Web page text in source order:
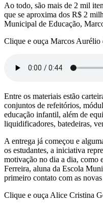
Ao todo, são mais de 2 mil
que se aproxima dos R$ 2
Municipal de Educação,
Clique e ouça Marcos Aurélio
Entre os materiais estão
conjuntos de refeitórios,
educação infantil, além de
liquidificadores, batedeiras,
A entrega já começou e
os estudantes, a iniciativa
motivação no dia a dia, como
Ferreira, aluna da Escola
primeiro contato com as novas
Clique e ouça Alice Cristina